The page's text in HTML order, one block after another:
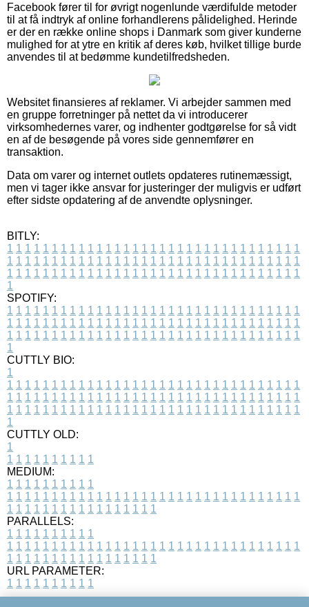
Facebook fører til for øvrigt nogenlunde værdifulde metoder
til at få indtryk af online forhandlerens pålidelighed. Herinde
er der en række online shops i Danmark som giver kunderne
mulighed for at ytre en kritik af deres køb, hvilket tillige burde
anvendes til at bedømme kundetilfredsheden.
Websitet finansieres af reklamer. Vi arbejder sammen med
en gruppe forretninger på nettet da vi introducerer
virksomhedernes varer, og indhenter godtgørelse for så vidt
en af de besøgende på vores side gennemfører en
transaktion.
Data om varer og internet outlets opdateres rutinemæssigt,
men vi tager ikke ansvar for justeringer der muligvis er udført
efter sidste opdatering af de anvendte oplysninger.
BITLY:
1 1 1 1 1 1 1 1 1 1 1 1 1 1 1 1 1 1 1 1 1 1 1 1 1 1 1 1 1 1 1 1 1
1 1 1 1 1 1 1 1 1 1 1 1 1 1 1 1 1 1 1 1 1 1 1 1 1 1 1 1 1 1 1 1 1
1 1 1 1 1 1 1 1 1 1 1 1 1 1 1 1 1 1 1 1 1 1 1 1 1 1 1 1 1 1 1 1 1
1
SPOTIFY:
1 1 1 1 1 1 1 1 1 1 1 1 1 1 1 1 1 1 1 1 1 1 1 1 1 1 1 1 1 1 1 1 1
1 1 1 1 1 1 1 1 1 1 1 1 1 1 1 1 1 1 1 1 1 1 1 1 1 1 1 1 1 1 1 1 1
1 1 1 1 1 1 1 1 1 1 1 1 1 1 1 1 1 1 1 1 1 1 1 1 1 1 1 1 1 1 1 1 1
1
CUTTLY BIO:
1
1 1 1 1 1 1 1 1 1 1 1 1 1 1 1 1 1 1 1 1 1 1 1 1 1 1 1 1 1 1 1 1 1
1 1 1 1 1 1 1 1 1 1 1 1 1 1 1 1 1 1 1 1 1 1 1 1 1 1 1 1 1 1 1 1 1
1 1 1 1 1 1 1 1 1 1 1 1 1 1 1 1 1 1 1 1 1 1 1 1 1 1 1 1 1 1 1 1 1
1
CUTTLY OLD:
1
1 1 1 1 1 1 1 1 1 1
MEDIUM:
1 1 1 1 1 1 1 1 1 1
1 1 1 1 1 1 1 1 1 1 1 1 1 1 1 1 1 1 1 1 1 1 1 1 1 1 1 1 1 1 1 1 1
1 1 1 1 1 1 1 1 1 1 1 1 1 1 1 1 1
PARALLELS:
1 1 1 1 1 1 1 1 1 1
1 1 1 1 1 1 1 1 1 1 1 1 1 1 1 1 1 1 1 1 1 1 1 1 1 1 1 1 1 1 1 1 1
1 1 1 1 1 1 1 1 1 1 1 1 1 1 1 1 1
URL PARAMETER:
1 1 1 1 1 1 1 1 1 1